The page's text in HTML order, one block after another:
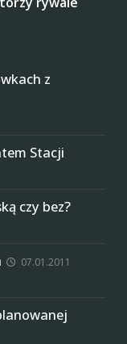
z
Stacji
czy bez?
07.01.2011